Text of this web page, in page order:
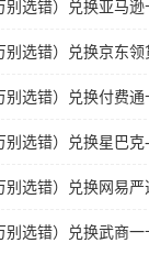
别选错）兑换亚马逊
别选错）兑换京东领
别选错）兑换付费通
别选错）兑换星巴克
别选错）兑换网易严
选错）兑换武商一